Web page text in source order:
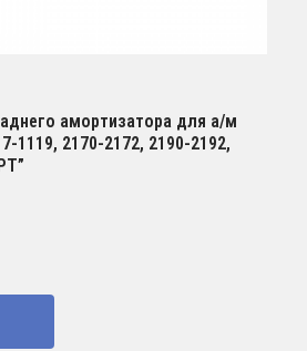
амортизатора для а/м
1119, 2170-2172, 2190-2192,